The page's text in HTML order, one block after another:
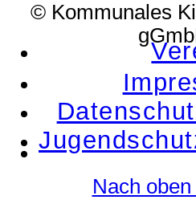
© Kommunales
Nach